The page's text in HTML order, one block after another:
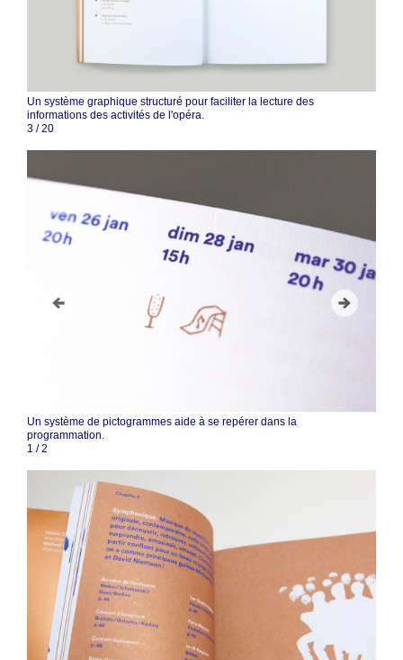
Un système graphique structuré pour faciliter la lecture des
informations des activités de l'opéra.
4 /20
Un système de pictogrammes aide à se repérer dans la
programmation.
2 /2